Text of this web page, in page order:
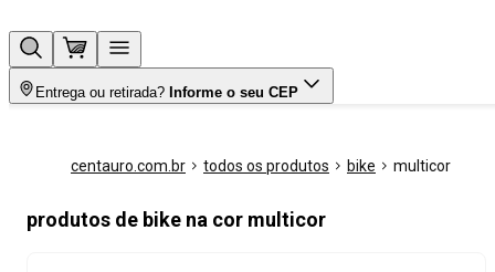
Entrega ou retirada? Informe o seu CEP
centauro.com.br todos os produtos bike multicor
produtos de bike na cor multicor